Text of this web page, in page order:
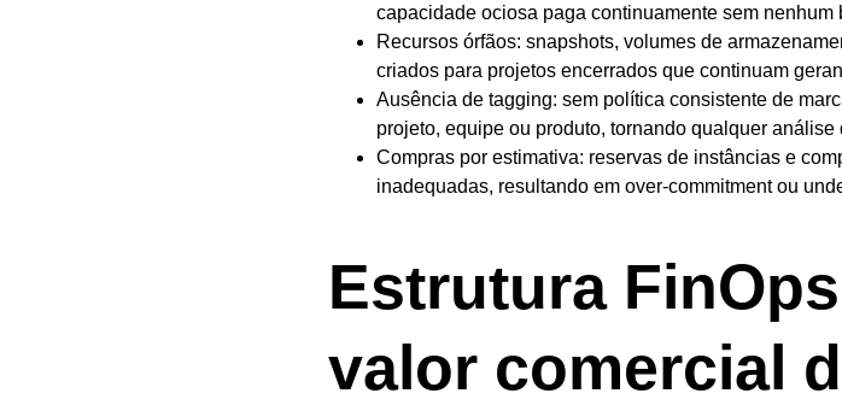
capacidade ociosa paga continuamente sem nenhum
Recursos órfãos: snapshots, volumes de
criados para projetos encerrados que continuam
Ausência de tagging: sem política consistente de
projeto, equipe ou produto, tornando qualquer
Compras por estimativa: reservas de instâncias e
inadequadas, resultando em over-commitment ou
Estrutura
valor comercial